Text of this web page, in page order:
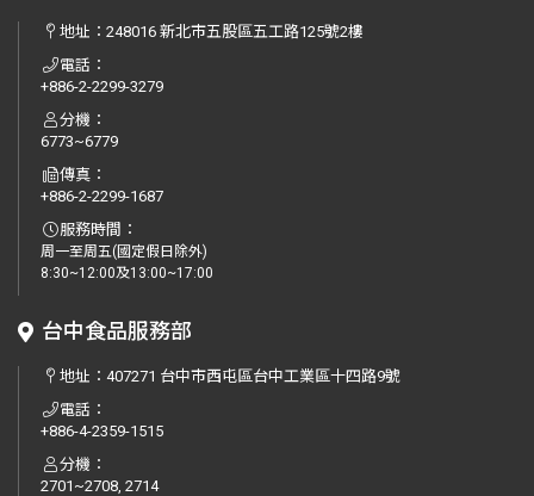
地址：248016 新北市五股區五工路125號2樓
電話：
+886-2-2299-3279
分機：
6773~6779
傳真：
+886-2-2299-1687
服務時間：
周一至周五(國定假日除外)
8:30~12:00及13:00~17:00
台中食品服務部
地址：407271 台中市西屯區台中工業區十四路9號
電話：
+886-4-2359-1515
分機：
2701~2708, 2714